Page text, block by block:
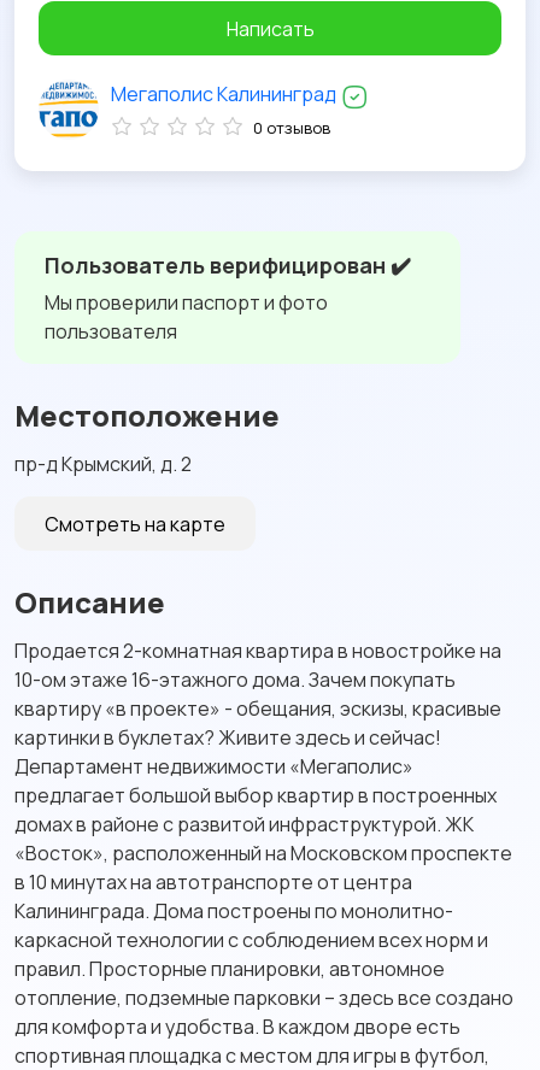
Пользователь верифицирован ✔️
Мы проверили паспорт и фото
пользователя
Местоположение
пр-д Крымский, д. 2
Смотреть на карте
Описание
Продается 2-комнатная квартира в новостройке на
10-ом этаже 16-этажного дома. Зачем покупать
квартиру «в проекте» - обещания, эскизы, красивые
картинки в буклетах? Живите здесь и сейчас!
Департамент недвижимости «Мегаполис»
предлагает большой выбор квартир в построенных
домах в районе с развитой инфраструктурой. ЖК
«Восток», расположенный на Московском проспекте
в 10 минутах на автотранспорте от центра
Калининграда. Дома построены по монолитно-
каркасной технологии с соблюдением всех норм и
правил. Просторные планировки, автономное
отопление, подземные парковки – здесь все создано
для комфорта и удобства. В каждом дворе есть
спортивная площадка с местом для игры в футбол,
Написать
Мегаполис Калининград
0 отзывов